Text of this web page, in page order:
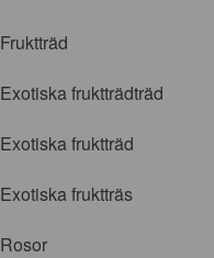
Fruktträd
Exotiska fruktträdträd
Exotiska fruktträd
Exotiska fruktträs
Rosor